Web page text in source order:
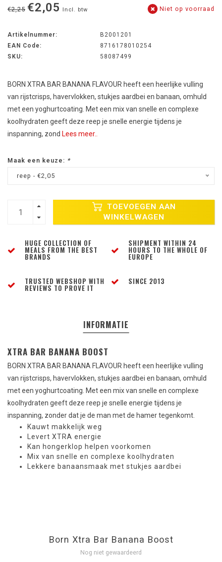
€2,25 €2,05 Incl. btw Niet op voorraad
Artikelnummer:
B2001201
EAN Code:
8716178010254
SKU:
58087499
BORN XTRA BAR BANANA FLAVOUR heeft een heerlijke vulling
van rijstcrisps, havervlokken, stukjes aardbei en banaan, omhuld
met een yoghurtcoating. Met een mix van snelle en complexe
koolhydraten geeft deze reep je snelle energie tijdens je
inspanning, zond Lees meer..
Maak een keuze: *
reep - €2,05
TOEVOEGEN AAN
WINKELWAGEN
HUGE COLLECTION OF
MEALS FROM THE BEST
BRANDS
SHIPMENT WITHIN 24
HOURS TO THE WHOLE OF
EUROPE
TRUSTED WEBSHOP WITH
REVIEWS TO PROVE IT
SINCE 2013
INFORMATIE
XTRA BAR BANANA BOOST
BORN XTRA BAR BANANA FLAVOUR heeft een heerlijke vulling
van rijstcrisps, havervlokken, stukjes aardbei en banaan, omhuld
met een yoghurtcoating. Met een mix van snelle en complexe
koolhydraten geeft deze reep je snelle energie tijdens je
inspanning, zonder dat je de man met de hamer tegenkomt.
Kauwt makkelijk weg
Levert XTRA energie
Kan hongerklop helpen voorkomen
Mix van snelle en complexe koolhydraten
Lekkere banaansmaak met stukjes aardbei
Born Xtra Bar Banana Boost
Nog niet gewaardeerd